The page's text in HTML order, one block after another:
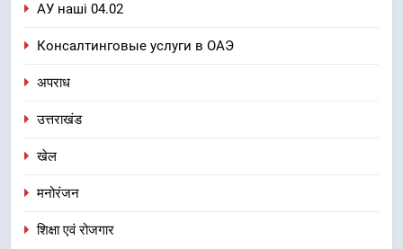
АУ наші 04.02
Консалтинговые услуги в ОАЭ
अपराध
उत्तराखंड
खेल
मनोरंजन
शिक्षा एवं रोजगार